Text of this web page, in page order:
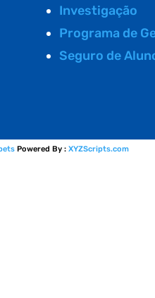
Investigação
Programa de
Seguro de
Powered By : XYZScripts.com